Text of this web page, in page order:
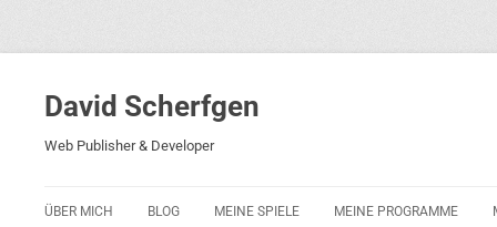
David Scherfgen
Web Publisher & Developer
ÜBER MICH BLOG MEINE SPIELE MEINE PROGRAMME